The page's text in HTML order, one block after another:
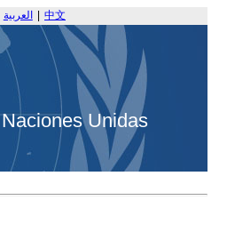
العربية 中文
Unidas